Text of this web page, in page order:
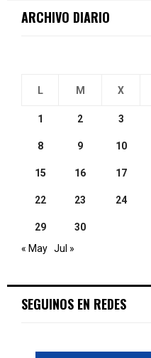
ARCHIVO DIARIO
L M X
1 2 3
8 9 10
15 16 17
22 23 24
29
30
« May Jul »
SEGUINOS EN REDES